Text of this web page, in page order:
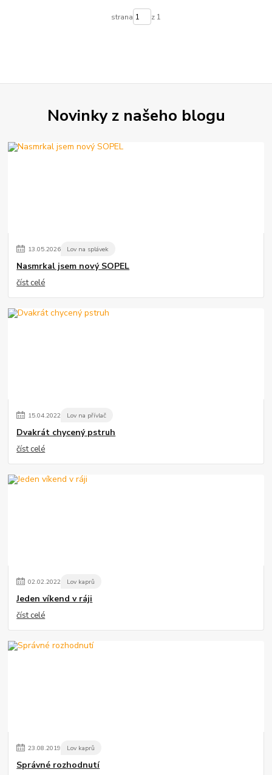
strana z 1
Novinky z našeho blogu
13.05.2026 Lov na splávek
Nasmrkal jsem nový SOPEL
číst celé
15.04.2022 Lov na přívlač
Dvakrát chycený pstruh
číst celé
02.02.2022 Lov kaprů
Jeden víkend v ráji
číst celé
23.08.2019 Lov kaprů
Správné rozhodnutí